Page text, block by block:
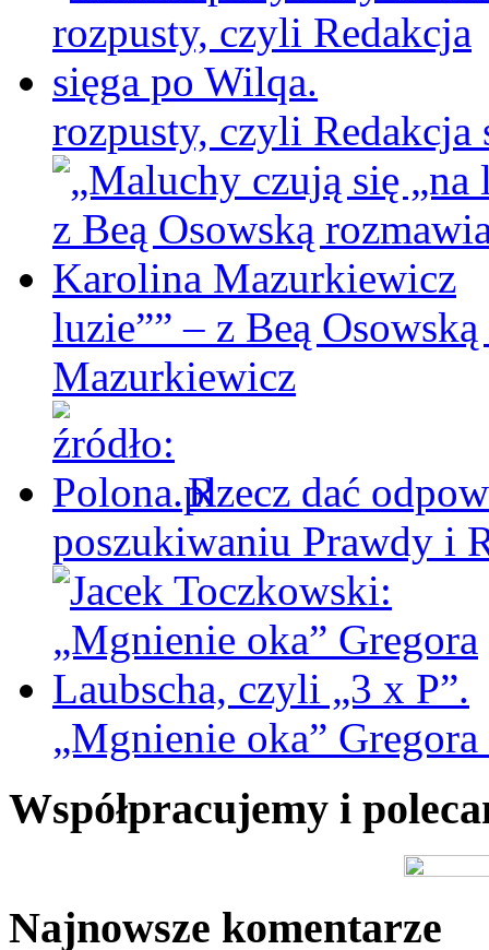
rozpusty, czyli Redakcja
luzie”” – z Beą
Mazurkiewicz
Rzecz dać
poszukiwaniu Prawdy i
„Mgnienie oka”
Współpracujemy i
Najnowsze komentarze